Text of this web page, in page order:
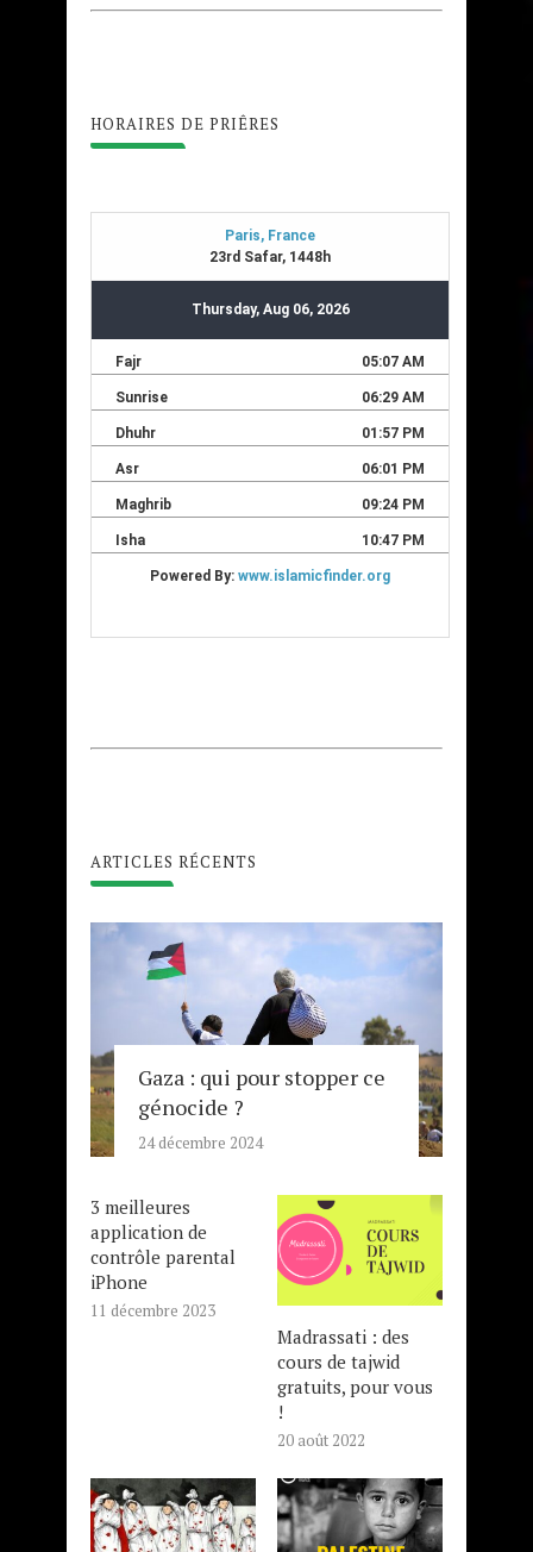
HORAIRES DE PRIÊRES
ARTICLES RÉCENTS
Gaza : qui pour stopper ce
génocide ?
24 décembre 2024
3 meilleures
application de
contrôle parental
iPhone
11 décembre 2023
Madrassati : des
cours de tajwid
gratuits, pour vous
!
20 août 2022